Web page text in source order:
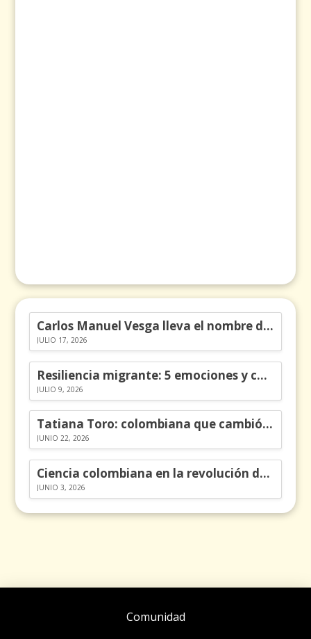
Carlos Manuel Vesga lleva el nombre de Colombia a los Emmy
JULIO 17, 2026
Resiliencia migrante: 5 emociones y cómo gestionarlas
JULIO 9, 2026
Tatiana Toro: colombiana que cambió la historia de las matemáticas
JUNIO 22, 2026
Ciencia colombiana en la revolución de los órganos en chips
JUNIO 3, 2026
Comunidad